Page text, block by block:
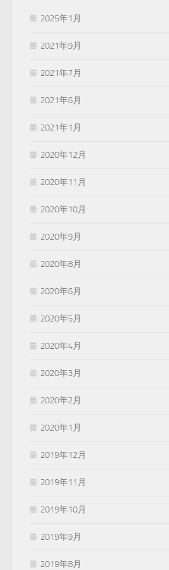
2025年1月
2021年9月
2021年7月
2021年6月
2021年1月
2020年12月
2020年11月
2020年10月
2020年9月
2020年8月
2020年6月
2020年5月
2020年4月
2020年3月
2020年2月
2020年1月
2019年12月
2019年11月
2019年10月
2019年9月
2019年8月